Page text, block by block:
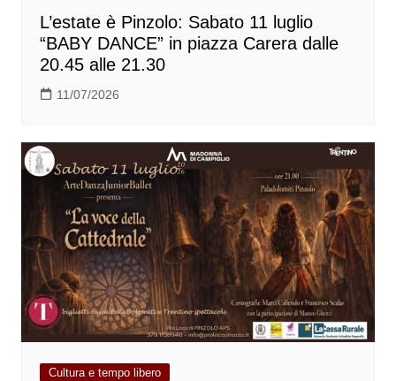
L’estate è Pinzolo: Sabato 11 luglio
“BABY DANCE” in piazza Carera dalle
20.45 alle 21.30
11/07/2026
Cultura e tempo libero